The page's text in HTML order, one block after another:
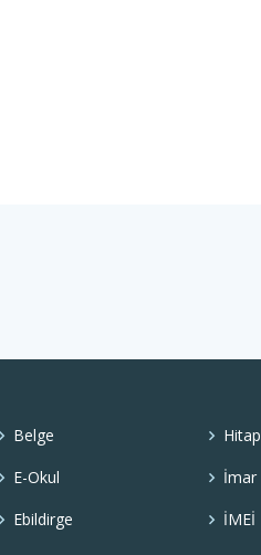
Belge
E-Okul
Ebildirge
Hitap
İmar
İMEİ